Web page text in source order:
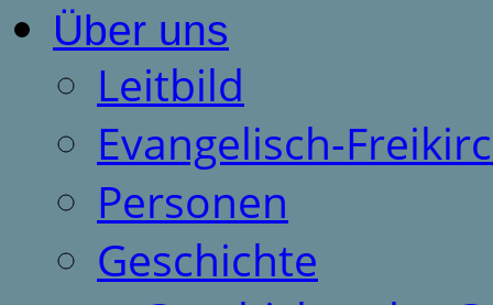
Über uns
Leitbild
Evangelisch-
Personen
Geschichte